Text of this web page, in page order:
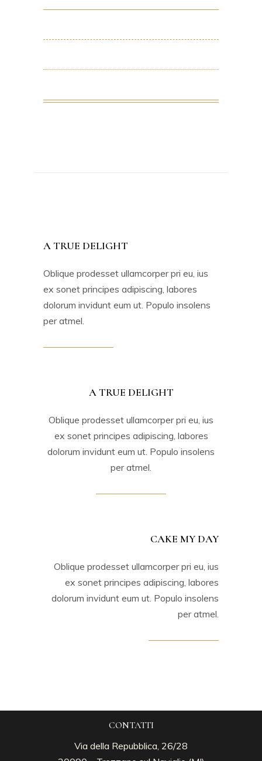
A TRUE DELIGHT
Oblique prodesset ullamcorper pri eu, ius
ex sonet principes adipiscing, labores
dolorum invidunt eum ut. Populo insolens
per atmel.
A TRUE DELIGHT
Oblique prodesset ullamcorper pri eu, ius
ex sonet principes adipiscing, labores
dolorum invidunt eum ut. Populo insolens
per atmel.
CAKE MY DAY
Oblique prodesset ullamcorper pri eu, ius
ex sonet principes adipiscing, labores
dolorum invidunt eum ut. Populo insolens
per atmel.
CONTATTI
Via della Repubblica, 26/28